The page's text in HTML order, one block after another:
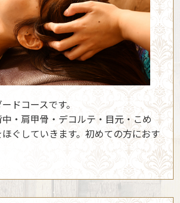
ドコースです。
・肩甲骨・デコルテ・目元・こめ
ぐしていきます。初めての方におす